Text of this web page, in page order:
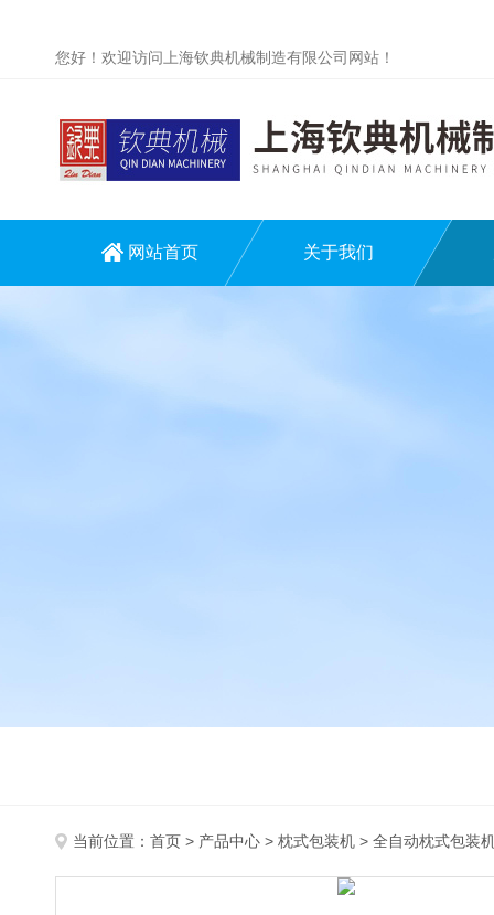
您好！欢迎访问上海钦典机械制造有限公司网站！
网站首页 关于我们
当前位置： 首页 > 产品中心 > 枕式包装机 > 全自动枕式包装